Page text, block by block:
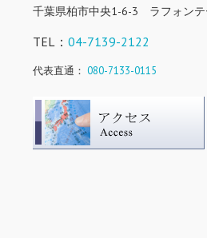
千葉県柏市中央1-6-3 ラフォンテ
TEL： 04-7139-2122
代表直通： 080-7133-0115